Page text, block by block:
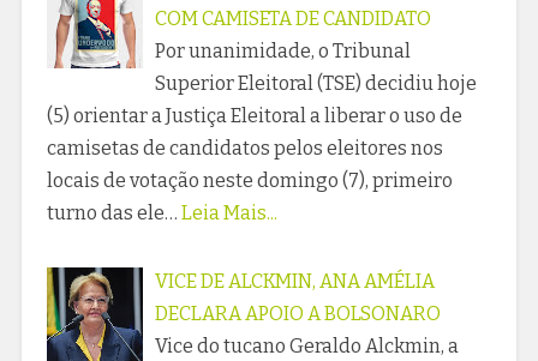
COM CAMISETA DE CANDIDATO
Por unanimidade, o Tribunal
Superior Eleitoral (TSE) decidiu hoje
(5) orientar a Justiça Eleitoral a liberar o uso de
camisetas de candidatos pelos eleitores nos
locais de votação neste domingo (7), primeiro
turno das ele… Leia Mais...
VICE DE ALCKMIN, ANA AMÉLIA
DECLARA APOIO A BOLSONARO
Vice do tucano Geraldo Alckmin, a